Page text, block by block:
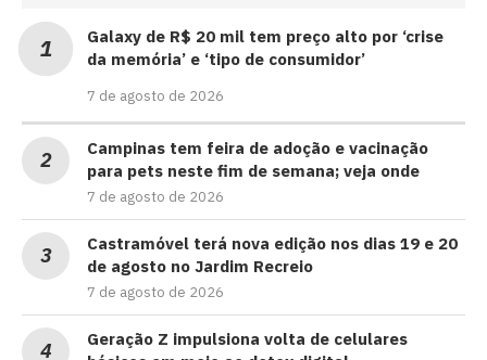
Galaxy de R$ 20 mil tem preço alto por ‘crise
da memória’ e ‘tipo de consumidor’
7 de agosto de 2026
Campinas tem feira de adoção e vacinação
para pets neste fim de semana; veja onde
7 de agosto de 2026
Castramóvel terá nova edição nos dias 19 e 20
de agosto no Jardim Recreio
7 de agosto de 2026
Geração Z impulsiona volta de celulares